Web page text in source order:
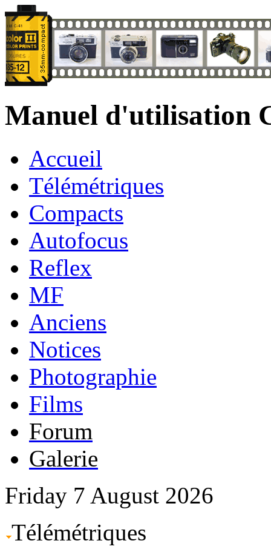
Manuel d'utilisation
Accueil
Télémétriques
Compacts
Autofocus
Reflex
MF
Anciens
Notices
Photographie
Films
Forum
Galerie
Friday 7 August 2026
Télémétriques